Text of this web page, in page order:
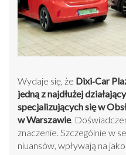
Wydaje się, że Dixi‑Car
jedną z najdłużej
specjalizujących się w
w Warszawie.
znaczenie. Szczególnie w
niuansów, wpływają na